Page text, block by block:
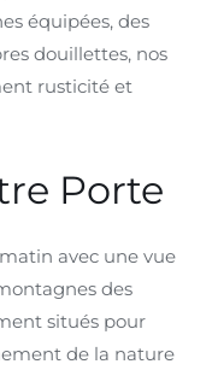
équipées, des
douillettes, nos
rusticité et
Porte
avec une vue
des
situés pour
de la nature